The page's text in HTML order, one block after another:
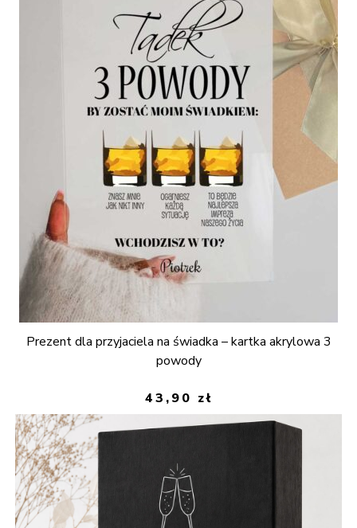
Prezent dla przyjaciela na świadka – kartka akrylowa 3
powody
43,90 zł